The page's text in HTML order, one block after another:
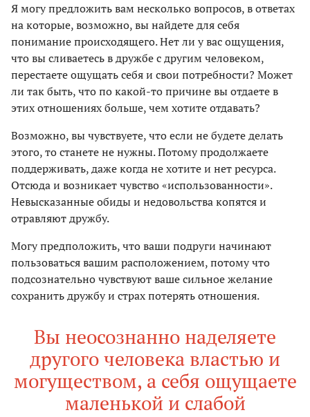
Я могу предложить вам несколько вопросов, в ответах
на которые, возможно, вы найдете для себя
понимание происходящего. Нет ли у вас ощущения,
что вы сливаетесь в дружбе с другим человеком,
перестаете ощущать себя и свои потребности? Может
ли так быть, что по какой-то причине вы отдаете в
этих отношениях больше, чем хотите отдавать?
Возможно, вы чувствуете, что если не будете делать
этого, то станете не нужны. Потому продолжаете
поддерживать, даже когда не хотите и нет ресурса.
Отсюда и возникает чувство «использованности».
Невысказанные обиды и недовольства копятся и
отравляют дружбу.
Могу предположить, что ваши подруги начинают
пользоваться вашим расположением, потому что
подсознательно чувствуют ваше сильное желание
сохранить дружбу и страх потерять отношения.
Вы неосознанно наделяете
другого человека властью и
могуществом, а себя ощущаете
маленькой и слабой